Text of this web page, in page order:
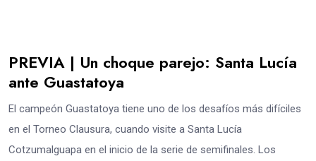
PREVIA | Un choque parejo: Santa Lucía
ante Guastatoya
El campeón Guastatoya tiene uno de los desafíos más difíciles
en el Torneo Clausura, cuando visite a Santa Lucía
Cotzumalguapa en el inicio de la serie de semifinales. Los